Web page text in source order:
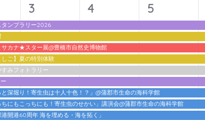
タンプラリー2026
サカナ★スター展@豊橋市自然史博物館
しご】夏の特別体験
みフォトラリー
深堀り！寄生虫は十人十色！？」@蒲郡市生命の海科学館
にもこっちにも！寄生虫のせかい」講演会@蒲郡市生命の海科学館
開港60周年 海を埋める・海を拓く」
11
イ
ベ
ン
ト,
3
11
イ
ベ
ン
ト,
4
11
イ
ベ
ン
ト,
5